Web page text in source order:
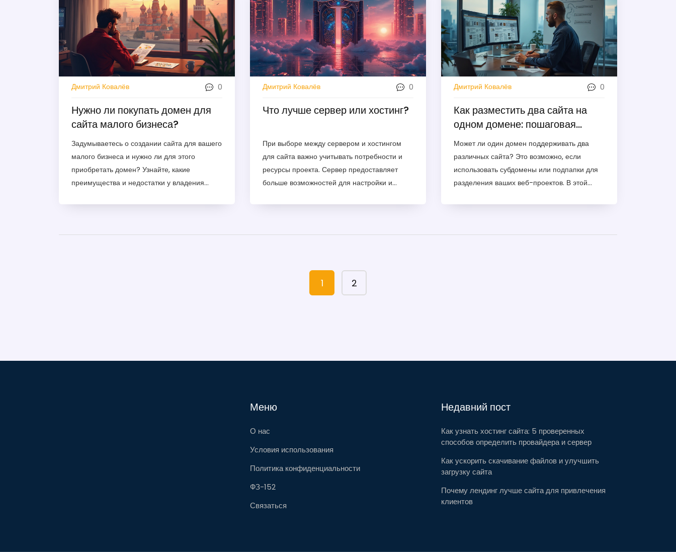
Также затронем важные советы по настройке
целей и фильтров. Наличие аналитики
помогает оптимизировать контент и
привлекать больше аудитории. Постараемся
сделать этот процесс максимально
понятным и удобным.
удовлетворенность пользователей и
улучшите позиции в поисковых системах. Не
теряйте время — улучшаем скорость вместе!
интересными фактами, помогающими
добиться желаемого результата. Прочитайте,
чтобы узнать, как не упустить потенциальных
клиентов и превратить простых посетителей
в активных покупателей.
Дмитрий Ковалёв 0
Нужно ли покупать домен для
сайта малого бизнеса?
Задумываетесь о создании сайта для вашего
малого бизнеса и нужно ли для этого
приобретать домен? Узнайте, какие
преимущества и недостатки у владения
доменного имени и какие альтернативы
Дмитрий Ковалёв 0
Что лучше сервер или хостинг?
При выборе между сервером и хостингом
для сайта важно учитывать потребности и
ресурсы проекта. Сервер предоставляет
больше возможностей для настройки и
поможет понять различия между ними и
подводные камни существуют при
использовании каждого из вариантов.
Дмитрий Ковалёв 0
Как разместить два сайта на
одном домене: пошаговая
инструкция
Может ли один домен поддерживать два
различных сайта? Это возможно, если
использовать субдомены или подпапки для
разделения ваших веб-проектов. В этой
использованию таких решений. Вы узнаете о
1 2
Меню
О нас
Условия использования
Политика конфиденциальности
ФЗ-152
Связаться
Недавний пост
Как узнать хостинг сайта: 5 проверенных
способов определить провайдера и сервер
Как ускорить скачивание файлов и улучшить
загрузку сайта
Почему лендинг лучше сайта для привлечения
клиентов